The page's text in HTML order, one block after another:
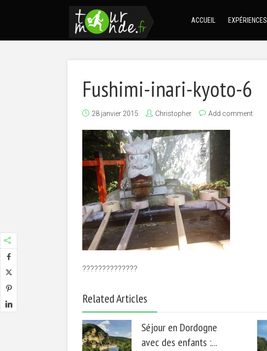
ACCUEIL EXPÉRIENCES
Fushimi-inari-kyoto-6
28 janvier 2015 Christopher Add comment
??????????????
Related Articles
Séjour en Dordogne
avec des enfants :...